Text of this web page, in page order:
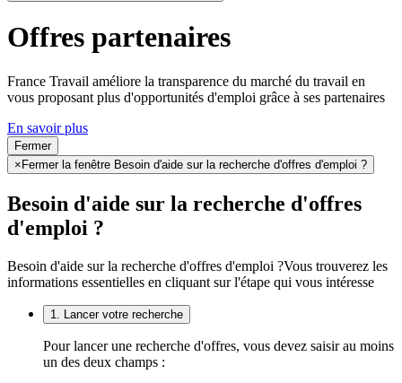
Offres partenaires
France Travail améliore la transparence du marché du travail en
vous proposant plus d'opportunités d'emploi grâce à ses partenaires
En savoir plus
Fermer
× Fermer la fenêtre Besoin d'aide sur la recherche d'offres d'emploi ?
Besoin d'aide sur la recherche d'offres
d'emploi ?
Besoin d'aide sur la recherche d'offres d'emploi ?Vous trouverez les
informations essentielles en cliquant sur l'étape qui vous intéresse
1. Lancer votre recherche
Pour lancer une recherche d'offres, vous devez saisir au moins
un des deux champs :